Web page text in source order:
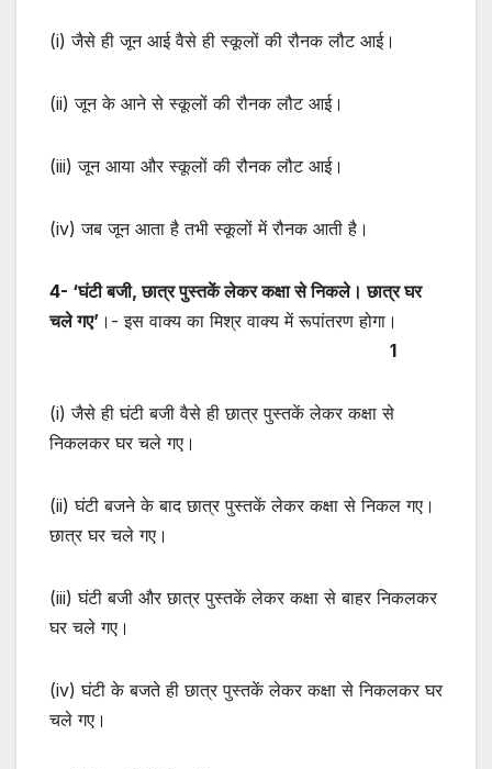
(i) जैसे ही जून आई वैसे ही स्कूलों की रौनक लौट आई।
(ii) जून के आने से स्कूलों की रौनक लौट आई।
(iii) जून आया और स्कूलों की रौनक लौट आई।
(iv) जब जून आता है तभी स्कूलों में रौनक आती है।
4- ‘घंटी बजी, छात्र पुस्तकें लेकर कक्षा से निकले। छात्र घर
चले गए’ ।- इस वाक्य का मिश्र वाक्य में रूपांतरण होगा।
1
(i) जैसे ही घंटी बजी वैसे ही छात्र पुस्तकें लेकर कक्षा से
निकलकर घर चले गए।
(ii) घंटी बजने के बाद छात्र पुस्तकें लेकर कक्षा से निकल गए।
छात्र घर चले गए।
(iii) घंटी बजी और छात्र पुस्तकें लेकर कक्षा से बाहर निकलकर
घर चले गए।
(iv) घंटी के बजते ही छात्र पुस्तकें लेकर कक्षा से निकलकर घर
चले गए।